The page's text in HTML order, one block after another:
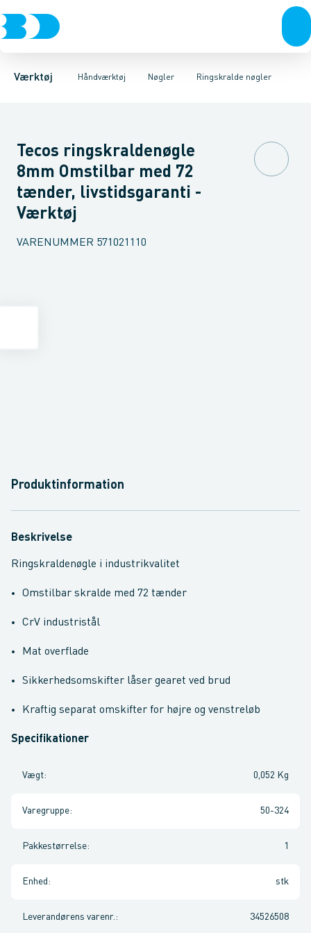
Værktøj Håndværktøj
Akku- & elværktøjHåndværktøjRørværktøjBits & toppe
Nøgler
TængerNøglerSkruetrækkere & unbrakonøgler Mejsler mm.
Ringskralde nøgler
Gaffelnøgler Ringgaffel nøglerLednøglerRingnøgler
Tecos ringskraldenøgle
8mm Omstilbar med 72
tænder, livstidsgaranti -
Værktøj
VARENUMMER 571021110
Produktinformation
Beskrivelse
Ringskraldenøgle i industrikvalitet
Omstilbar skralde med 72 tænder
CrV industristål
Mat overflade
Sikkerhedsomskifter låser gearet ved brud
Kraftig separat omskifter for højre og venstreløb
Specifikationer
Vægt: 0,052 Kg
Varegruppe: 50-324
Pakkestørrelse: 1
Enhed : stk
Leverandørens varenr. : 34526508